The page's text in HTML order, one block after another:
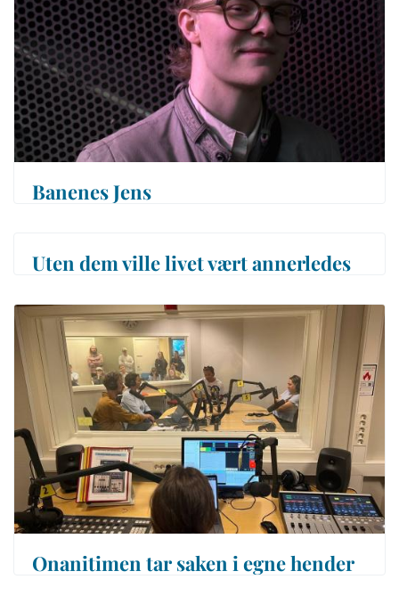
Banenes Jens
Uten dem ville livet vært annerledes
Onanitimen tar saken i egne hender